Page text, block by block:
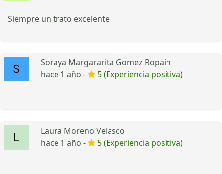
Siempre un trato excelente
Soraya Margararita Gomez Ropain
hace 1 año -
5 (Experiencia positiva)
Laura Moreno Velasco
hace 1 año -
5 (Experiencia positiva)